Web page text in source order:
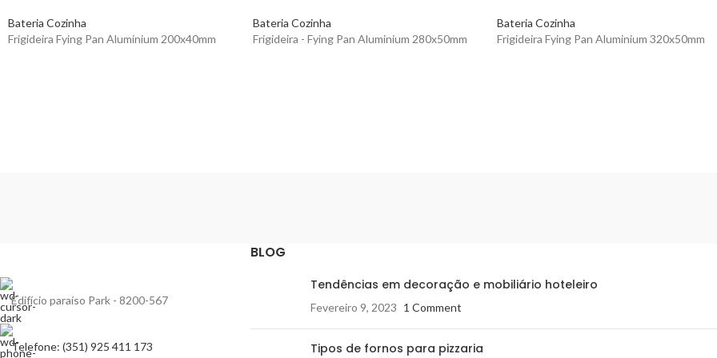
Bateria Cozinha
Frigideira Fying Pan Aluminium 200x40mm
Bateria Cozinha
Frigideira - Fying Pan Aluminium 280x50mm
Bateria Cozinha
Frigideira Fying Pan Aluminium 320x50mm
Edifício paraíso Park - 8200-567
Telefone: (351) 925 411 173
BLOG
Tendências em decoração e mobiliário hoteleiro
Fevereiro 9, 2023 1 Comment
Tipos de fornos para pizzaria